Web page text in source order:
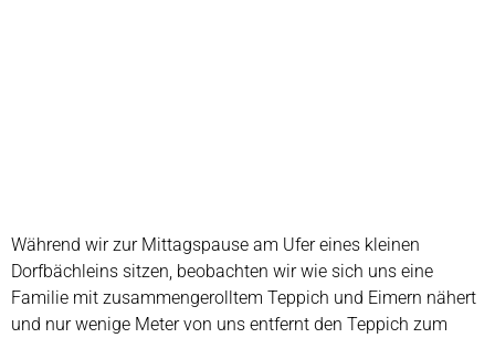
Während wir zur Mittagspause am Ufer eines kleinen
Dorfbächleins sitzen, beobachten wir wie sich uns eine
Familie mit zusammengerolltem Teppich und Eimern nähert
und nur wenige Meter von uns entfernt den Teppich zum